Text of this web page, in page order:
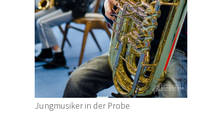
Jungmusiker in der Probe